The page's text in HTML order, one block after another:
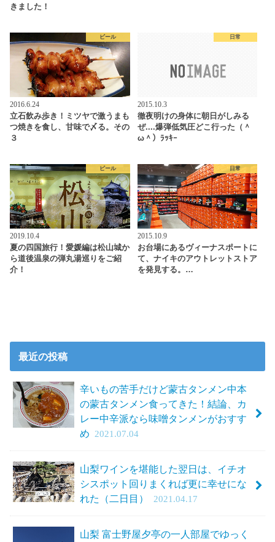
きました！
ビール
2016.6.24
立石飲み歩き！ミツヤで激うまも
つ焼きを食し、甘味で〆る。その
３
日常
2015.10.3
徹夜明けの身体に朝日がしみる
ぜ....爆弾低気圧どこ行った（＾
ω＾）ﾗｯｷｰ
ビール
2019.10.4
夏の四国旅行！愛媛編は松山城か
ら道後温泉の弾丸湯巡りをご紹
介！
日常
2015.10.9
お台場にあるヴィーナスポートに
て、ナイキのアウトレットストア
を発見する。…
最近の投稿
辛いもの苦手だけど蒙古タンメン中本
の蒙古タンメン食ってきた！結論、カ
レー中辛派なら味噌タンメンがおすす
め
2021.07.04
山梨ワインを堪能した翌日は、イチオ
シスポット回りまくれば更に幸せにな
れた（二日目）
2021.04.17
山梨 富士野屋夕亭の一人部屋でゆっく